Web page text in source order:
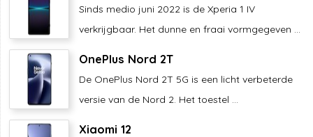
Sinds medio juni 2022 is de Xperia 1 IV
verkrijgbaar. Het dunne en fraai vormgegeven ...
OnePlus Nord 2T
De OnePlus Nord 2T 5G is een licht verbeterde
versie van de Nord 2. Het toestel ...
Xiaomi 12